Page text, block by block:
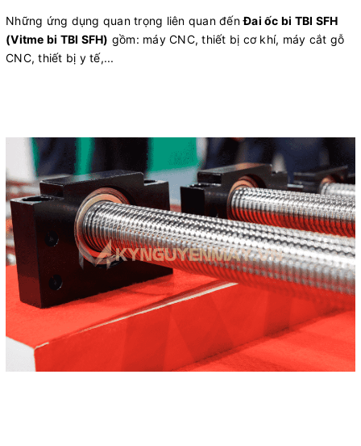
Những ứng dụng quan trọng liên quan đếnĐai ốc bi TBI SFH
(Vitme bi TBI SFH) gồm: máy CNC, thiết bị cơ khí, máy cắt gỗ
CNC, thiết bị y tế,...